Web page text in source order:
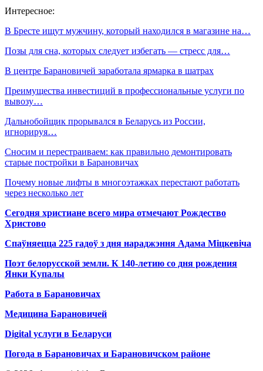
Интересное:
В Бресте ищут мужчину, который находился в магазине на…
Позы для сна, которых следует избегать — стресс для…
В центре Барановичей заработала ярмарка в шатрах
Преимущества инвестиций в профессиональные услуги по
вывозу…
Дальнобойщик прорывался в Беларусь из России,
игнорируя…
Сносим и перестраиваем: как правильно демонтировать
старые постройки в Барановичах
Почему новые лифты в многоэтажках перестают работать
через несколько лет
Сегодня христиане всего мира отмечают Рождество
Христово
Спаўняецца 225 гадоў з дня нараджэння Адама Міцкевіча
Поэт белорусской земли. К 140-летию со дня рождения
Янки Купалы
Работа в Барановичах
Медицина Барановичей
Digital услуги в Беларуси
Погода в Барановичах и Барановичском районе